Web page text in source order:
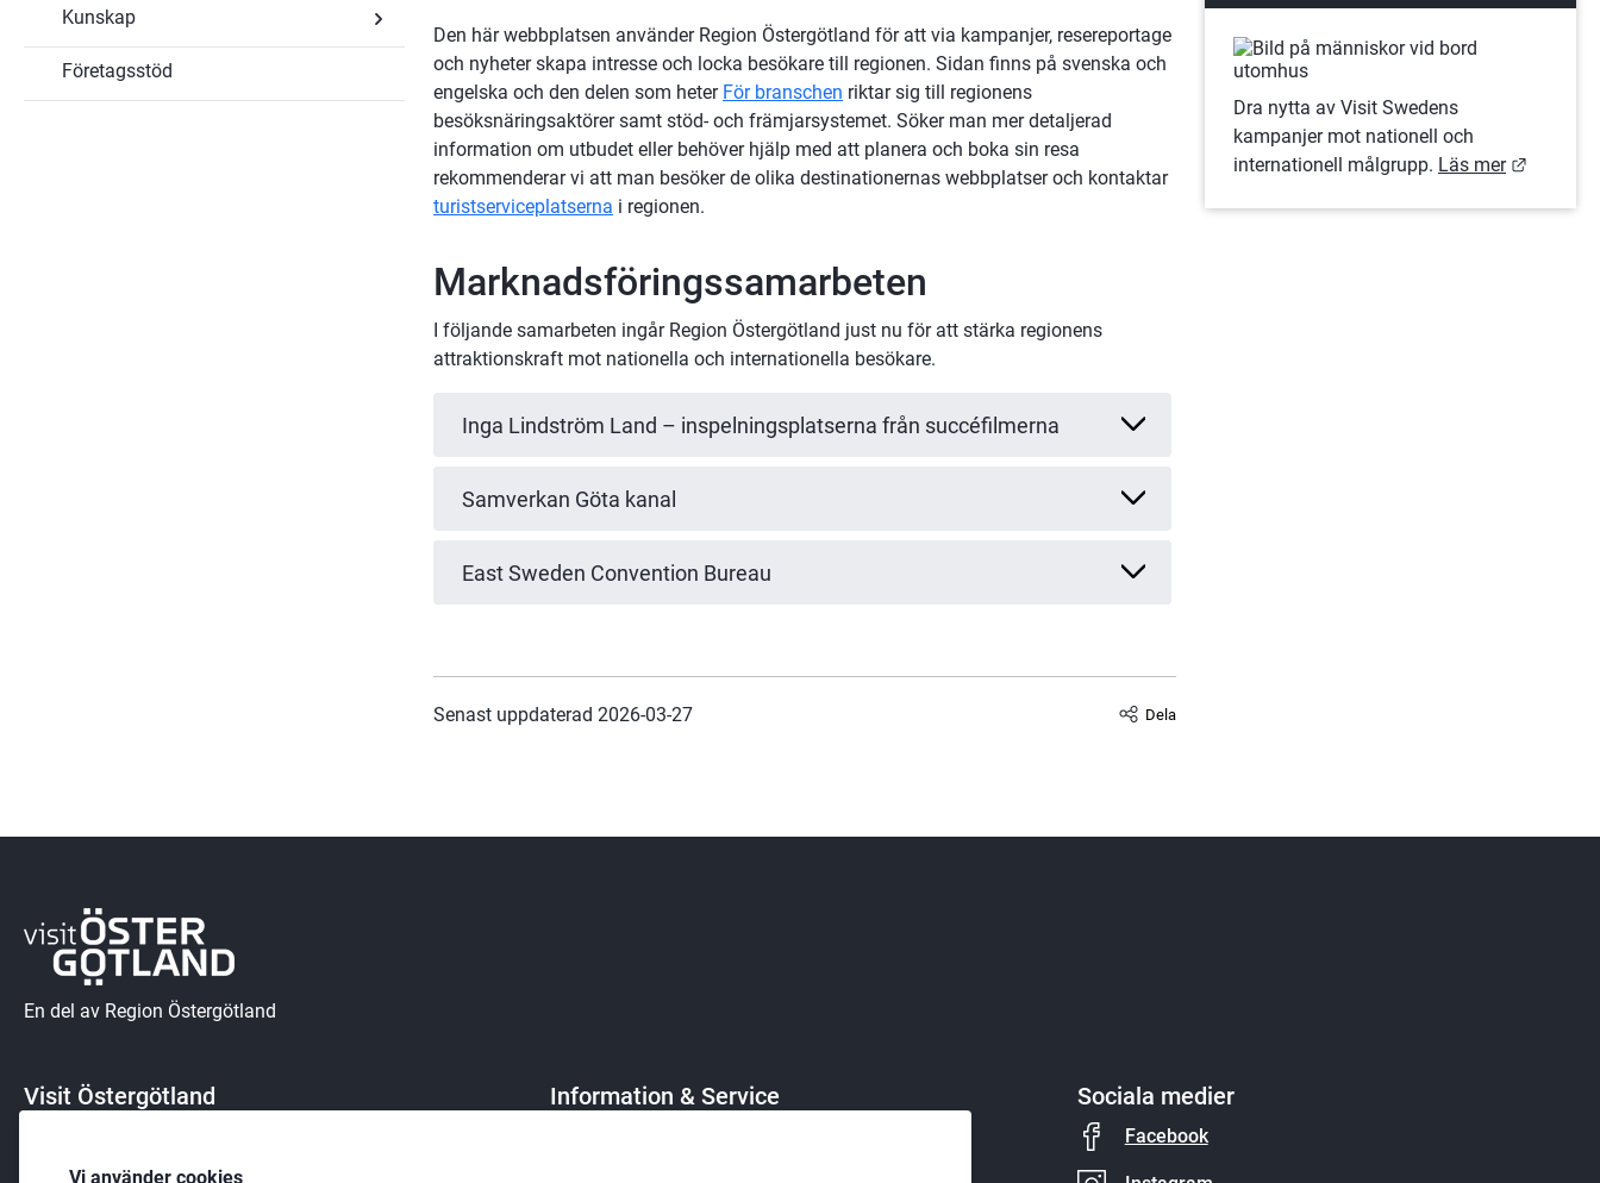
Vi använder cookies
Kunskap
Undersidor
för
Företagsstöd
Den här webbplatsen använder Region Östergötland för att via kampanjer, resereportage
och nyheter skapa intresse och locka besökare till regionen. Sidan finns på svenska och
engelska och den delen som heter För branschen riktar sig till regionens
besöksnäringsaktörer samt stöd- och främjarsystemet. Söker man mer detaljerad
information om utbudet eller behöver hjälp med att planera och boka sin resa
rekommenderar vi att man besöker de olika destinationernas webbplatser och kontaktar
turistserviceplatserna i regionen.
Marknadsföringssamarbeten
I följande samarbeten ingår Region Östergötland just nu för att stärka regionens
attraktionskraft mot nationella och internationella besökare.
Inga Lindström Land – inspelningsplatserna från succéfilmerna
Samverkan Göta kanal
East Sweden Convention Bureau
Senast uppdaterad 2026-03-27 Dela
Dra nytta av Visit Swedens
kampanjer mot nationell och
internationell målgrupp. Läs mer
En del av Region Östergötland
Visit Östergötland Information & Service Sociala medier
Facebook